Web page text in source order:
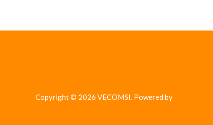
Copyright © 2026 VECOMSI. Powered by